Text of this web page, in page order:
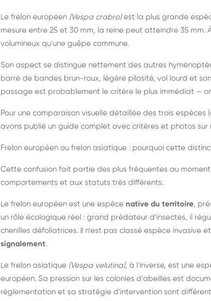
Le frelon européen (Vespa crabro)est la plus grande
mesure entre 25 et 30 mm, la reine peut atteindre 35
volumineux qu'une guêpe commune.
Son aspect se distingue nettement des autres
barré de bandes brun-roux, légère pilosité, vol lourd et
passage est probablement le critère le plus immédiat —
Pour une comparaison visuelle détaillée des trois espèces
avons publié un guide complet avec critères et photos sur
Frelon européen ou frelon asiatique : pourquoi cette
Cette confusion fait partie des plus fréquentes au
comportements et aux statuts très différents.
Le frelon européen est une espèce native du territoire,
un rôle écologique réel : grand prédateur d'insectes, il
chenilles défoliatrices. Il n'est pas classé espèce invasive
signalement.
Le frelon asiatique (Vespa velutina), à l'inverse, est une
européen. Sa pression sur les colonies d'abeilles est
réglementation et sa stratégie d'intervention sont